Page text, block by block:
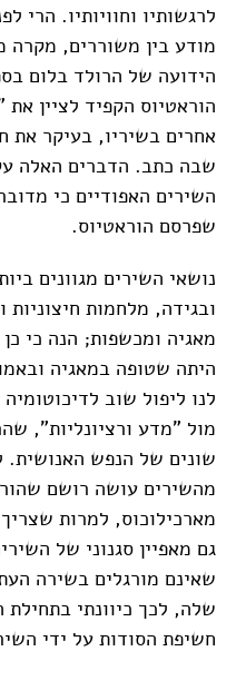
לרגשותיו וחוויותיו. הרי
מודע בין משוררים, מקרה
הידועה של הרולד בלום
הוראטיוס הקפיד לציין
אחרים בשיריו, בעיקר את
שבה כתב. הדברים האלה
השירים האפודיים כי
שפרסם הוראטיוס.
נושאי השירים מגוונים
ובגידה, מלחמות חיצוניות
מאגיה ומכשפות; הנה כי
היתה שטופה במאגיה
לנו ליפול שוב
מול "מדע ורציונליות",
שונים של הנפש
מהשירים עושה רושם
מארכילוכוס, למרות
גם מאפיין סגנוני של
שאינם מורגלים בשירה
שלה, לכך כיוונתי
חשיפת הסודות על ידי